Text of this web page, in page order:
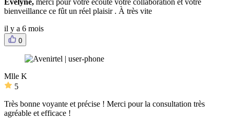
Evelyne, merci pour votre écoute votre collaboration et votre
bienveillance ce fût un réel plaisir . À très vite
il y a 6 mois
0
Mlle K
5
Très bonne voyante et précise ! Merci pour la consultation très
agréable et efficace !